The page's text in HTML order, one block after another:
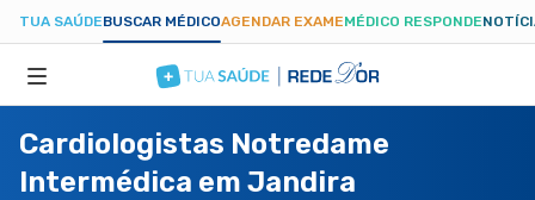
TUA SAÚDEBUSCAR MÉDICOAGENDAR EXAMEMÉDICO RESPONDE
ESPECIALIDADES
Cardiologistas Notredame
Intermédica em Jandira